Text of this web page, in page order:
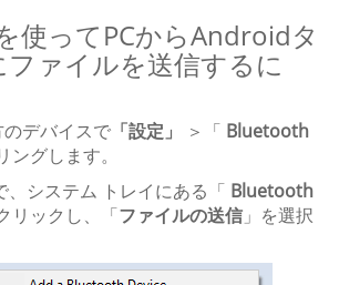
使ってPCからAndroidタ
ァイルを送信するに
のデバイスで 「設定」 ＞「 Bluetooth
ングします。
、システム トレイにある「 Bluetooth
リックし、「ファイルの送信 」を選択